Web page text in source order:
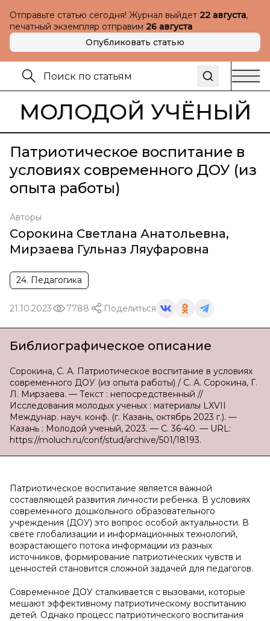
Отправьте статью сегодня! Журнал выйдет 22 августа,
печатный экземпляр отправим 26 августа
Опубликовать статью
МОЛОДОЙ УЧЁНЫЙ
Патриотическое воспитание в
условиях современного ДОУ (из
опыта работы)
Авторы
Сорокина Светлана Анатольевна,
Мирзаева Гульназ Ляуфаровна
24. Педагогика
21.10.2023 7788 Поделиться
Библиографическое описание
Сорокина, С. А. Патриотическое воспитание в условиях
современного ДОУ (из опыта работы) / С. А. Сорокина, Г.
Л. Мирзаева. — Текст : непосредственный //
Исследования молодых ученых : материалы LXVII
Междунар. науч. конф. (г. Казань, октябрь 2023 г.). —
Казань : Молодой ученый, 2023. — С. 36-40. — URL:
https://moluch.ru/conf/stud/archive/501/18193.
Патриотическое воспитание является важной
составляющей развития личности ребенка. В условиях
современного дошкольного образовательного
учреждения (ДОУ) это вопрос особой актуальности. В
свете глобализации и информационных технологий,
возрастающего потока информации из разных
источников, формирование патриотических чувств и
ценностей становится сложной задачей для педагогов.
Современное ДОУ сталкивается с вызовами, которые
мешают эффективному патриотическому воспитанию
детей. Однако процесс патриотического воспитания